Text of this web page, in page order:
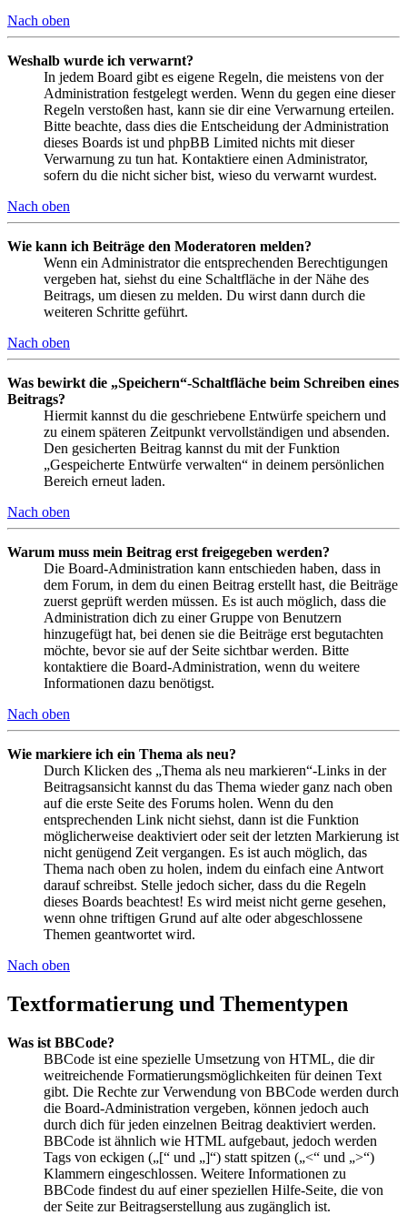
Nach oben
Weshalb wurde ich verwarnt?
In jedem Board gibt es eigene Regeln, die meistens von der
Administration festgelegt werden. Wenn du gegen eine dieser
Regeln verstoßen hast, kann sie dir eine Verwarnung erteilen.
Bitte beachte, dass dies die Entscheidung der Administration
dieses Boards ist und phpBB Limited nichts mit dieser
Verwarnung zu tun hat. Kontaktiere einen Administrator,
sofern du die nicht sicher bist, wieso du verwarnt wurdest.
Nach oben
Wie kann ich Beiträge den Moderatoren melden?
Wenn ein Administrator die entsprechenden Berechtigungen
vergeben hat, siehst du eine Schaltfläche in der Nähe des
Beitrags, um diesen zu melden. Du wirst dann durch die
weiteren Schritte geführt.
Nach oben
Was bewirkt die „Speichern“-Schaltfläche beim Schreiben eines
Beitrags?
Hiermit kannst du die geschriebene Entwürfe speichern und
zu einem späteren Zeitpunkt vervollständigen und absenden.
Den gesicherten Beitrag kannst du mit der Funktion
„Gespeicherte Entwürfe verwalten“ in deinem persönlichen
Bereich erneut laden.
Nach oben
Warum muss mein Beitrag erst freigegeben werden?
Die Board-Administration kann entschieden haben, dass in
dem Forum, in dem du einen Beitrag erstellt hast, die Beiträge
zuerst geprüft werden müssen. Es ist auch möglich, dass die
Administration dich zu einer Gruppe von Benutzern
hinzugefügt hat, bei denen sie die Beiträge erst begutachten
möchte, bevor sie auf der Seite sichtbar werden. Bitte
kontaktiere die Board-Administration, wenn du weitere
Informationen dazu benötigst.
Nach oben
Wie markiere ich ein Thema als neu?
Durch Klicken des „Thema als neu markieren“-Links in der
Beitragsansicht kannst du das Thema wieder ganz nach oben
auf die erste Seite des Forums holen. Wenn du den
entsprechenden Link nicht siehst, dann ist die Funktion
möglicherweise deaktiviert oder seit der letzten Markierung ist
nicht genügend Zeit vergangen. Es ist auch möglich, das
Thema nach oben zu holen, indem du einfach eine Antwort
darauf schreibst. Stelle jedoch sicher, dass du die Regeln
dieses Boards beachtest! Es wird meist nicht gerne gesehen,
wenn ohne triftigen Grund auf alte oder abgeschlossene
Themen geantwortet wird.
Nach oben
Textformatierung und Thementypen
Was ist BBCode?
BBCode ist eine spezielle Umsetzung von HTML, die dir
weitreichende Formatierungsmöglichkeiten für deinen Text
gibt. Die Rechte zur Verwendung von BBCode werden durch
die Board-Administration vergeben, können jedoch auch
durch dich für jeden einzelnen Beitrag deaktiviert werden.
BBCode ist ähnlich wie HTML aufgebaut, jedoch werden
Tags von eckigen („[“ und „]“) statt spitzen („<“ und „>“)
Klammern eingeschlossen. Weitere Informationen zu
BBCode findest du auf einer speziellen Hilfe-Seite, die von
der Seite zur Beitragserstellung aus zugänglich ist.